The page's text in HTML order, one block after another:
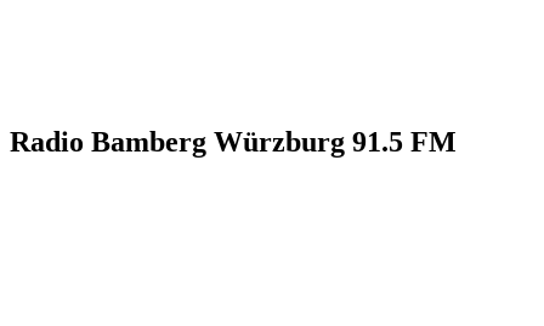
Radio Bamberg Würzburg 91.5 FM